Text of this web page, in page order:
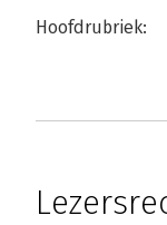
Hoofdrubriek: